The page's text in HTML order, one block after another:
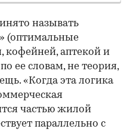
называть
(оптимальные
аптекой и
ее словам, не теория,
«Когда эта логика
частью жилой
параллельно с